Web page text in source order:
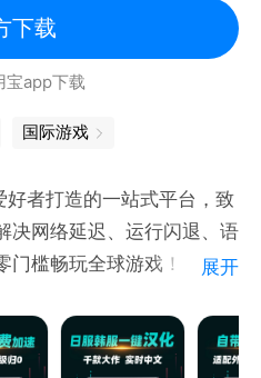
发，断线卡顿双管齐下
实时匹配优
保障延迟低，电竞必备
，优先通行UU数据请求
公司28年技术沉淀，强力
。
下载
宝app下载
国际游戏
者打造的一站式平台，致
决网络延迟、运行闪退、语
槛畅玩全球游戏！
度引擎，实现WiFi/5G毫秒
展开